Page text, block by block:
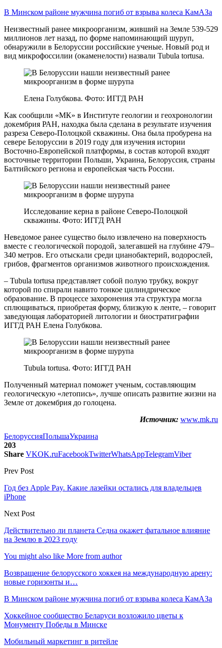
В Минском районе мужчина погиб от взрыва колеса КамАЗа
Неизвестный ранее микроорганизм, живший на Земле 539-529
миллионов лет назад, по форме напоминающий шуруп,
обнаружили в Белоруссии российские ученые. Новый род и
вид микрофоссилии (окаменелости) назвали Tubula tortusa.
Елена Голубкова. Фото: ИГГД РАН
Как сообщили «МК» в Институте геологии и геохронологии
докембрия РАН, находка была сделана в результате изучения
разреза Северо-Полоцкой скважины. Она была пробурена на
севере Белоруссии в 2019 году для изучения истории
Восточно-Европейской платформы, в состав которой входят
восточные территории Польши, Украина, Белоруссия, страны
Балтийского региона и европейская часть России.
Исследование керна в районе Северо-Полоцкой
скважины. Фото: ИГГД РАН
Неведомое ранее существо было извлечено на поверхность
вместе с геологической породой, залегавшей на глубине 479–
340 метров. Его отыскали среди цианобактерий, водорослей,
грибов, фрагментов организмов животного происхождения.
– Tubula tortusa представляет собой полую трубку, вокруг
которой по спирали навито тонкое цилиндрическое
образование. В процессе захоронения эта структура могла
сплющиваться, приобретая форму, близкую к ленте, – говорит
заведующая лабораторией литологии и биостратиграфии
ИГГД РАН Елена Голубкова.
Tubula tortusa. Фото: ИГГД РАН
Полученный материал поможет ученым, составляющим
геологическую «летопись», лучше описать развитие жизни на
Земле от докембрия до голоцена.
Источник: www.mk.ru
БелоруссияПольшаУкраина
203
Share VKOK.ruFacebookTwitterWhatsAppTelegramViber
Prev Post
Год без Apple Pay. Какие лазейки остались для владельцев
iPhone
Next Post
Действительно ли планета Седна окажет фатальное влияние
на Землю в 2023 году
You might also like More from author
Возвращение белорусского хоккея на международную арену:
новые горизонты и…
В Минском районе мужчина погиб от взрыва колеса КамАЗа
Хоккейное сообщество Беларуси возложило цветы к
Монументу Победы в Минске
Мобильный маркетинг в ритейле